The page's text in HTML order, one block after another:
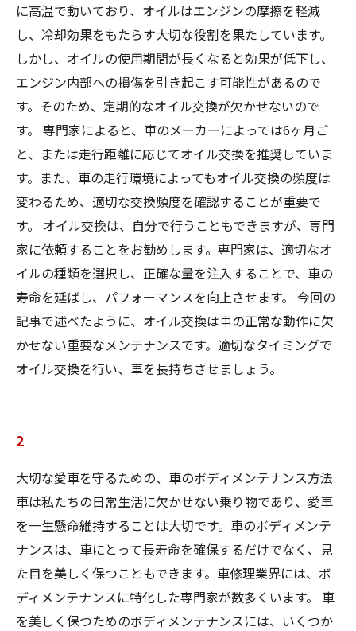
に高温で動いており、オイルはエンジンの摩擦を軽減
し、冷却効果をもたらす大切な役割を果たしています。
しかし、オイルの使用期間が長くなると効果が低下し、
エンジン内部への損傷を引き起こす可能性があるので
す。そのため、定期的なオイル交換が欠かせないので
す。 専門家によると、車のメーカーによっては6ヶ月ご
と、または走行距離に応じてオイル交換を推奨していま
す。また、車の走行環境によってもオイル交換の頻度は
変わるため、適切な交換頻度を確認することが重要で
す。 オイル交換は、自分で行うこともできますが、専門
家に依頼することをお勧めします。専門家は、適切なオ
イルの種類を選択し、正確な量を注入することで、車の
寿命を延ばし、パフォーマンスを向上させます。 今回の
記事で述べたように、オイル交換は車の正常な動作に欠
かせない重要なメンテナンスです。適切なタイミングで
オイル交換を行い、車を長持ちさせましょう。
2
大切な愛車を守るための、車のボディメンテナンス方法
車は私たちの日常生活に欠かせない乗り物であり、愛車
を一生懸命維持することは大切です。車のボディメンテ
ナンスは、車にとって長寿命を確保するだけでなく、見
た目を美しく保つこともできます。車修理業界には、ボ
ディメンテナンスに特化した専門家が数多くいます。 車
を美しく保つためのボディメンテナンスには、いくつか